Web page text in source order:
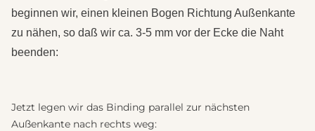
beginnen wir, einen kleinen Bogen Richtung Außenkante
zu nähen, so daß wir ca. 3-5 mm vor der Ecke die Naht
beenden:
Jetzt legen wir das Binding parallel zur nächsten
Außenkante nach rechts weg: